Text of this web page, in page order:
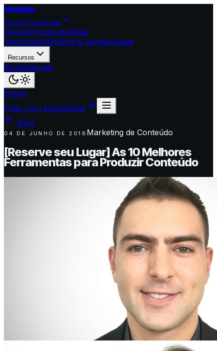
vitamina.
Como funciona
DireçãoProduçãoMídia
VitaminasMarketing & VendasCases
Recursos
BlogMateriais
Entrar
Falar com especialista
Blog
04 DE JUNHO DE 2016 Marketing de Conteúdo
[Reserve seu Lugar] As 10 Melhores
Ferramentas para Produzir Conteúdo